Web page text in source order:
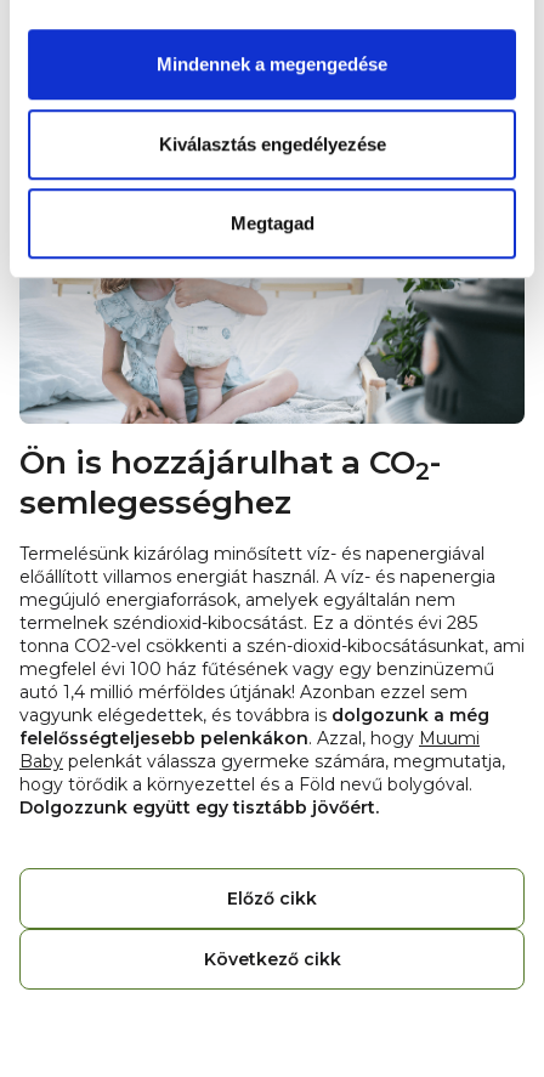
Mindennek a megengedése
Kiválasztás engedélyezése
Megtagad
a nyersanyaggyártástól a pelenkagyártáson át az
energiaforrásokig, a nagykereskedelmi logisztikáig és
a hulladékkezelésig. Folyamatainkat úgy alakítottuk ki,
hogy a Muumi Baby pelenkák szén-dioxid-semlegesek
legyenek.
Ön is hozzájárulhat a CO2-
semlegességhez
Termelésünk kizárólag minősített víz- és napenergiával
előállított villamos energiát használ. A víz- és napenergia
megújuló energiaforrások, amelyek egyáltalán nem
termelnek széndioxid-kibocsátást. Ez a döntés évi 285
tonna CO2-vel csökkenti a szén-dioxid-kibocsátásunkat, ami
megfelel évi 100 ház fűtésének vagy egy benzinüzemű
autó 1,4 millió mérföldes útjának! Azonban ezzel sem
vagyunk elégedettek, és továbbra is dolgozunk a még
felelősségteljesebb pelenkákon. Azzal, hogy Muumi
Baby pelenkát válassza gyermeke számára, megmutatja,
hogy törődik a környezettel és a Föld nevű bolygóval.
Dolgozzunk együtt egy tisztább jövőért.
Előző cikk
Következő cikk